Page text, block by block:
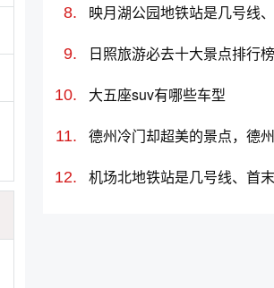
映月湖公园地铁站是几号线
日照旅游必去十大景点排行榜
大五座suv有哪些车型
机场北地铁站是几号线、首